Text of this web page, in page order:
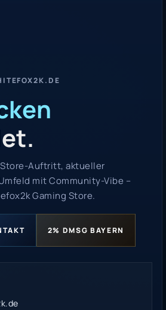
Auftritt, aktueller
mit Community-Vibe –
Gaming Store.
2% DMSG BAYERN